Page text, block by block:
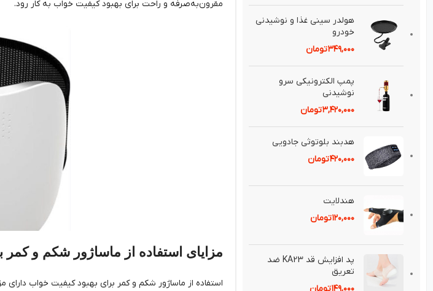
هولدر سيني غذا و نوشيدني
خودرو
۳۴۹,۰۰۰تومان
پمپ الكترونيكی سرو
نوشيدنی
۳,۴۲۰,۰۰۰تومان
هدبند بلوتوثی جادويی
۴۲۰,۰۰۰تومان
هندلايت
۱۲۰,۰۰۰تومان
پد افزايش قد KA23 ضد
تعريق⁣
مقرون‌به‌صرفه و راحت برای بهبود کیفیت خواب به کار رود.
مزایای استفاده از ماساژور شکم و کمر
استفاده از ماساژور شکم و کمر برای بهبود کیفیت خواب